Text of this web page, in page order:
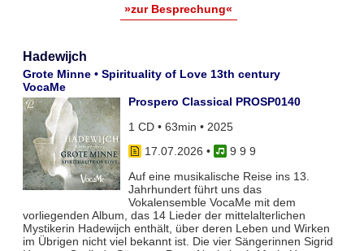
»zur Besprechung«
Hadewijch
Grote Minne • Spirituality of Love 13th century
VocaMe
Prospero Classical PROSP0140
1 CD • 63min • 2025
17.07.2026 •
9 9 9
Auf eine musikalische Reise ins 13.
Jahrhundert führt uns das
Vokalensemble VocaMe mit dem
vorliegenden Album, das 14 Lieder der mittelalterlichen
Mystikerin Hadewijch enthält, über deren Leben und Wirken
im Übrigen nicht viel bekannt ist. Die vier Sängerinnen Sigrid